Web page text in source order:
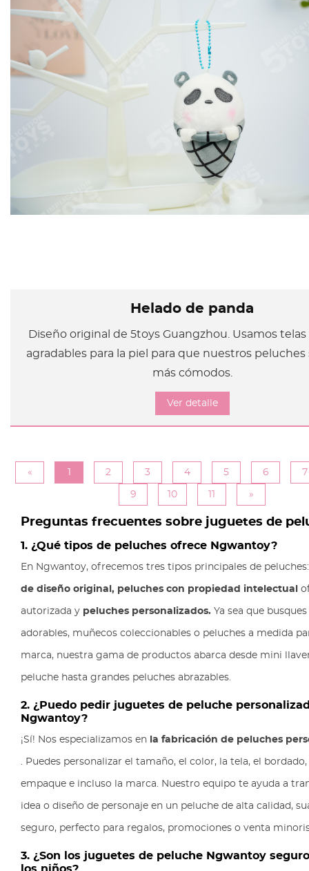
Helado de panda
Diseño original de 5toys Guangzhou. Usamos telas
agradables para la piel para que nuestros peluches
más cómodos.
Ver detalle
« 1 2 3 4 5 6 7
9 10 11 »
Preguntas frecuentes sobre juguetes de
1. ¿Qué tipos de peluches ofrece Ngwantoy?
En Ngwantoy, ofrecemos tres tipos principales de
de diseño original, peluches con propiedad intelectual
autorizada y peluches personalizados. Ya sea que
adorables, muñecos coleccionables o peluches a medida
marca, nuestra gama de productos abarca desde mini
peluche hasta grandes peluches abrazables.
2. ¿Puedo pedir juguetes de peluche
Ngwantoy?
¡Sí! Nos especializamos en la fabricación de peluches
. Puedes personalizar el tamaño, el color, la tela, el bordado,
empaque e incluso la marca. Nuestro equipo te ayuda a
idea o diseño de personaje en un peluche de alta calidad,
seguro, perfecto para regalos, promociones o venta
3. ¿Son los juguetes de peluche Ngwantoy
los niños?